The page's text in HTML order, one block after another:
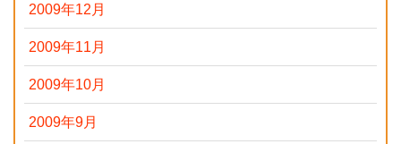
2009年12月
2009年11月
2009年10月
2009年9月